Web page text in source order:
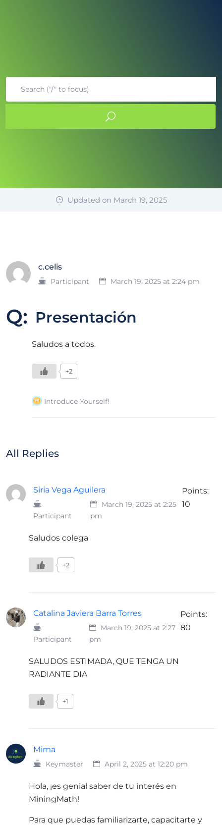
Updated on March 19, 2025
c.celis
Participant March 19, 2025 at 2:24 pm
Q: Presentación
Saludos a todos.
+2
Introduce Yourself!
All Replies
Siria Vega Aguilera
Participant
March 19, 2025 at 2:25
pm
Points:
10
Saludos colega
+2
Catalina Javiera Barra Torres
Participant
March 19, 2025 at 2:27
pm
Points:
80
SALUDOS ESTIMADA, QUE TENGA UN
RADIANTE DIA
+1
Mima
Keymaster April 2, 2025 at 12:20 pm
Hola, ¡es genial saber de tu interés en
MiningMath!
Para que puedas familiarizarte, capacitarte y